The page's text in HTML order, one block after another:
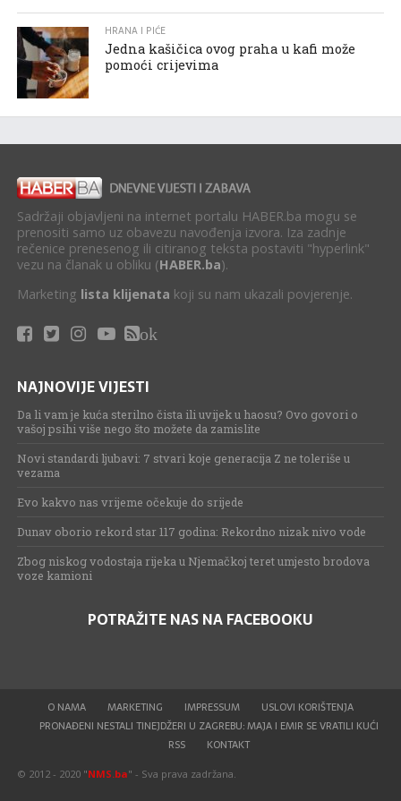
HRANA I PIĆE
Jedna kašičica ovog praha u kafi može
pomoći crijevima
Sadržaji objavljeni na internet portalu HABER.ba mogu se
prenositi samo uz obavezu navođenja izvora. Iza zadnje
rečenice prenesenog ili citiranog teksta postaviti "hyperlink"
vezu na članak u obliku (HABER.ba).
Marketing lista klijenata koji su nam ukazali povjerenje.
ok
NAJNOVIJE VIJESTI
Da li vam je kuća sterilno čista ili uvijek u haosu? Ovo govori o
vašoj psihi više nego što možete da zamislite
Novi standardi ljubavi: 7 stvari koje generacija Z ne toleriše u
vezama
Evo kakvo nas vrijeme očekuje do srijede
Dunav oborio rekord star 117 godina: Rekordno nizak nivo vode
Zbog niskog vodostaja rijeka u Njemačkoj teret umjesto brodova
voze kamioni
POTRAŽITE NAS NA FACEBOOKU
O NAMA MARKETING IMPRESSUM
USLOVI KORIŠTENJA
PRONAĐENI NESTALI TINEJDŽERI U ZAGREBU: MAJA I EMIR SE VRATILI KUĆI
RSS
KONTAKT
© 2012 - 2020 "NMS.ba" - Sva prava zadržana.